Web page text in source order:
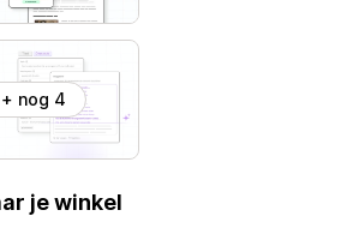
+ nog 4
je winkel